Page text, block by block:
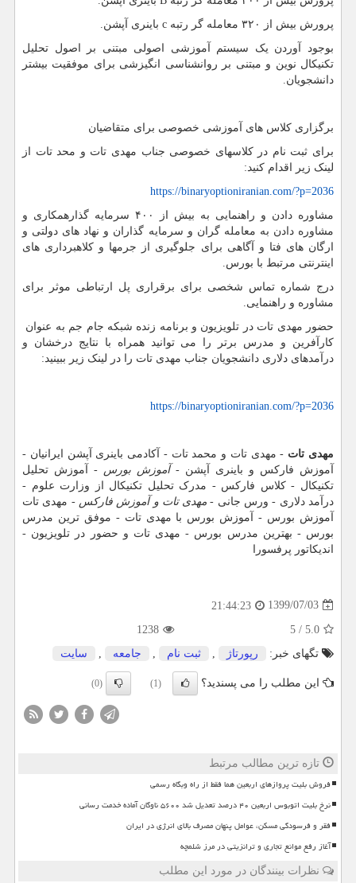
پرورش بیش از ۳۲۰ معامله گر رتبه c باینری آپشن.
بوجود آوردن یک سیستم آموزشی اصولی مبتنی بر اصول تحلیل
تکنیکال نوین و مبتنی بر روانشناسی انگیزشی برای موفقیت بیشتر
دانشجویان.
برگزاری کلاس های آموزشی خصوصی برای متقاضیان
برای ثبت نام در کلاسهای خصوصی جناب مهدی تات و محد تات از
لینک زیر اقدام کنید:
https://binaryoptioniranian.com/?p=2036
مشاوره دادن و راهنمایی به بیش از ۴۰۰ سرمایه گذارهمکاری و
مشاوره دادن به معامله گران و سرمایه گذاران و نهاد های دولتی و
ارگان های فتا و آگاهی برای جلوگیری از جرمها و کلاهبرداری های
اینترنتی مرتبط با بورس.
درج شماره تماس شخصی برای برقراری پل ارتباطی موثر برای
مشاوره و راهنمایی.
حضور مهدی تات در تلویزیون و برنامه زنده شبکه جام جم به عنوان
کارآفرین و مدرس برتر را می توانید همراه با نتایج درخشان و
درآمدهای دلاری دانشجویان جناب مهدی تات را در لینک زیر ببینید:
https://binaryoptioniranian.com/?p=2036
مهدی تات - مهدی تات و محمد تات - آکادمی باینری آپشن ایرانیان -
آموزش فارکس و باینری آپشن -آموزش بورس - آموزش تحلیل
تکنیکال - کلاس فارکس - مدرک تحلیل تکنیکال از وزارت علوم -
درآمد دلاری - ورس جانی - مهدی تات و آموزش فارکس - مهدی تات
آموزش بورس - آموزش بورس با مهدی تات - موفق ترین مدرس
بورس - بهترین مدرس بورس - مهدی تات و حضور در تلویزیون -
اندیکاتور پرفسورا
1399/07/03
21:44:23
5.0
/
5
1238
تگهای خبر:
رپورتاژ ثبت نام جامعه سایت
این مطلب را می پسندید؟ (1)
(0)
تازه ترین مطالب مرتبط
فروش بلیت پروازهای اربعین هما فقط از راه وبگاه رسمی
نرخ بلیت اتوبوس اربعین ۴۰ درصد تعدیل شد ۵۶۰۰ ناوگان آماده خدمت رسانی
فقر و فرسودگی مسکن، عوامل پنهان مصرف بالای انرژی در ایران
آغاز رفع موانع تجاری و ترانزیتی در مرز شلمچه
نظرات بینندگان در مورد این مطلب